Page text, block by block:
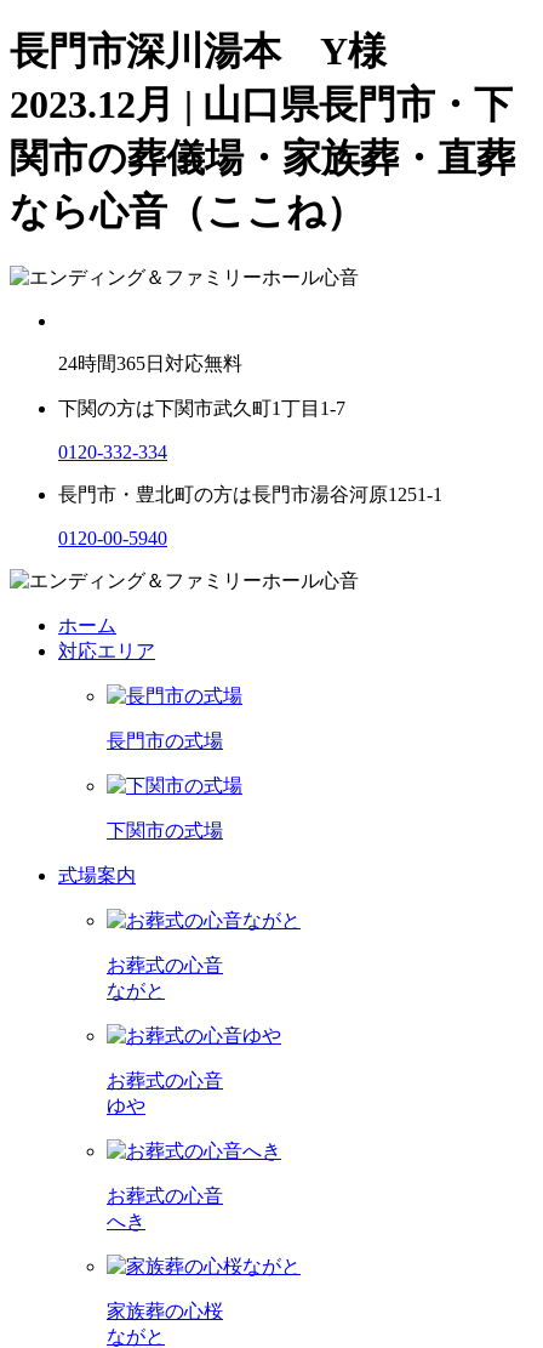
長門市深川湯本 Y様
2023.12月 | 山口県長門市・下
関市の葬儀場・家族葬・直葬
なら心音（ここね）
24時間365日対応無料
下関の方は下関市武久町1丁目1-7
0120-332-334
長門市・豊北町の方は長門市湯谷河原1251-1
0120-00-5940
ホーム
対応エリア
長門市の式場
下関市の式場
式場案内
お葬式の心音
ながと
お葬式の心音
ゆや
お葬式の心音
へき
家族葬の心桜
ながと